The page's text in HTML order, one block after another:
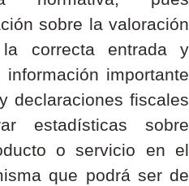
sobre la valoración
correcta entrada y
importante
declaraciones fiscales
estadísticas sobre
o servicio en el
que podrá ser de